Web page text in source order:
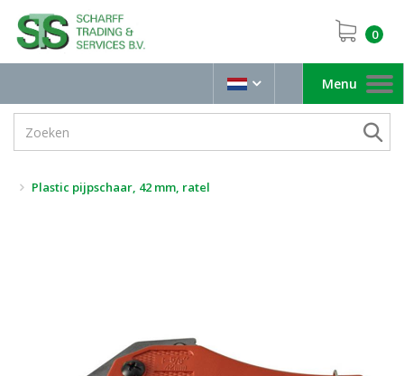
0
Toggle
navigation
Menu
Plastic pijpschaar, 42 mm, ratel